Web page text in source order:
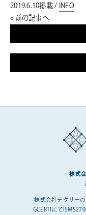
2019.6.10掲載 / INFO
« 前の記事へ
株式
株式会社テクサー
GCERTIにて